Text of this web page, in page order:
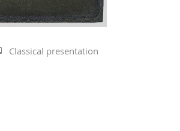
Classical presentation